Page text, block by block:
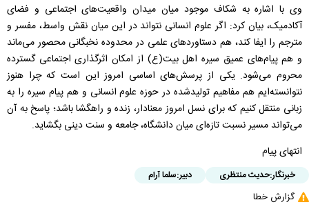
وی با اشاره به شکاف موجود میان میدان واقعیت‌های اجتماعی و فضای
آکادمیک، بیان کرد: اگر علوم انسانی نتواند در این میان نقش واسط، مفسر و
مترجم را ایفا کند، هم دستاوردهای علمی در محدوده نخبگانی محصور می‌ماند
و هم پیام‌های عمیق سیره اهل‌ بیت(ع) از امکان اثرگذاری اجتماعی گسترده
محروم می‌شود. یکی از پرسش‌های اساسی امروز این است که چرا هنوز
نتوانسته‌ایم هم مفاهیم تولیدشده در حوزه علوم انسانی و هم پیام سیره را به
زبانی منتقل کنیم که برای نسل امروز معنادار، زنده و راهگشا باشد؛ پاسخ به آن
می‌تواند مسیر نسبت تازه‌ای میان دانشگاه، جامعه و سنت دینی بگشاید.
انتهای پیام
خبرنگار:حدیث منتظری دبیر:سلما آرام
گزارش خطا